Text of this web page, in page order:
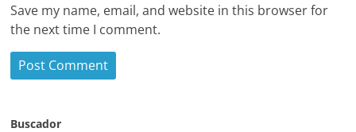
Save my name, email, and website in this browser for
the next time I comment.
Buscador